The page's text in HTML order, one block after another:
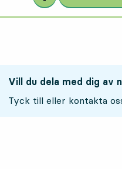
Vill du dela med dig av
Tyck till eller kontakta